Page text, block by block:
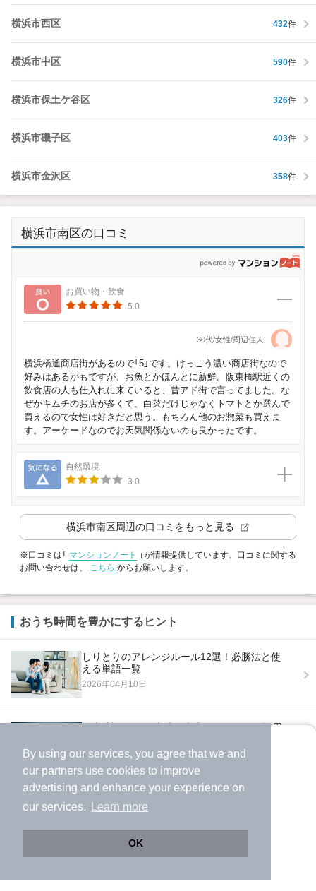
By using our services, you agree that we and
our partners use cookies to improve
advertising and enhance your experience on
our services.
Learn more
OK
より使いやすくなった
アプリで物件探ししませんか？
サクサク動く地図で物件検索
横浜市西区 432件
横浜市中区 590件
横浜市保土ケ谷区 326件
横浜市磯子区 403件
横浜市金沢区 358件
横浜市南区の口コミ
良い
お買い物・飲食
5.0
30代/女性/周辺住人
横浜橋通商店街があるので「5」です。けっこう濃い商店街なので
好みはあるかもですが、お魚とかほんとに新鮮。阪東橋駅近くの
飲食店の人も仕入れに来ていると、昔アド街で言ってました。な
ぜかキムチのお店が多くて、白菜だけじゃなくトマトとか選んで
買えるので女性は好きだと思う。もちろん他のお惣菜も買えま
す。アーケードなのでお天気関係ないのも良かったです。
気になる
自然環境
3.0
横浜市南区周辺の口コミをもっと見る
※口コミは「 マンションノート
」が情報提供しています。口コミに関する
お問い合わせは、 こちら からお願いします。
おうち時間を豊かにするヒント
しりとりのアレンジルール12選！必勝法と使
える単語一覧
2026年04月10日
故事成語とは？ 意味や由来、ことわざ・慣用
2026年07月29日